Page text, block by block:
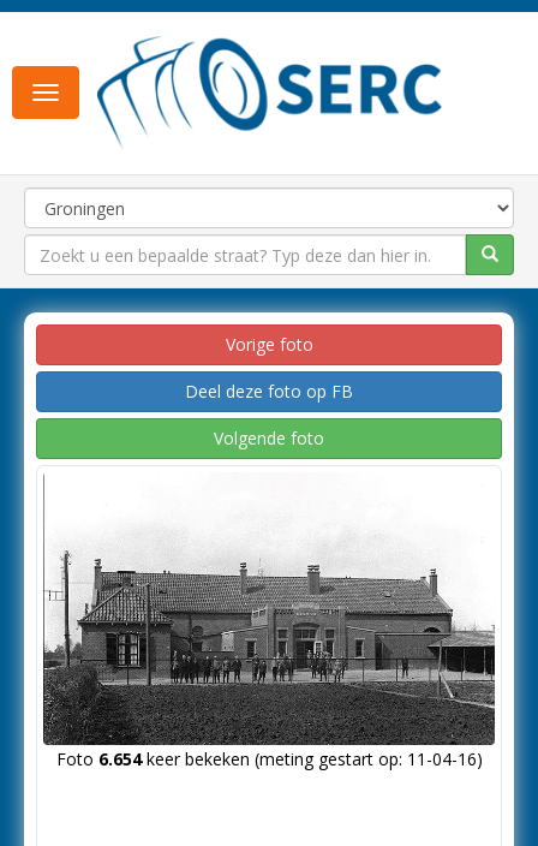
Toggle
navigation
Vorige foto
Deel deze foto op FB
Volgende foto
Foto 6.654keer bekeken (meting gestart op: 11-04-16)